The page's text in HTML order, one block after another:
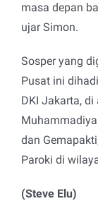
masa depan
ujar Simon.
Sosper yang
Pusat ini
DKI Jakarta, di
dan
Paroki di
(Steve Elu)